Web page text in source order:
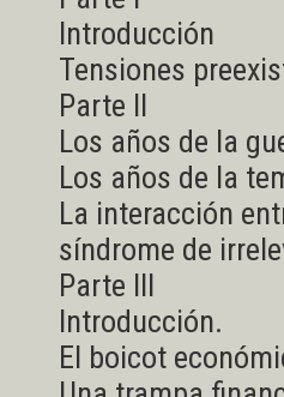
Introducción
Tensiones
Parte II
Los años de la
Los años de la
La interacción
síndrome de
Parte III
Introducción.
El boicot